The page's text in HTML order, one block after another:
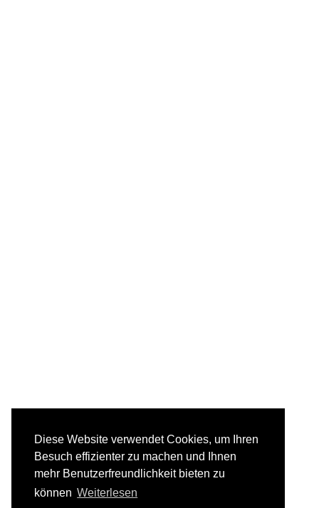
Diese Website verwendet Cookies, um Ihren
Besuch effizienter zu machen und Ihnen
mehr Benutzerfreundlichkeit bieten zu
können Weiterlesen